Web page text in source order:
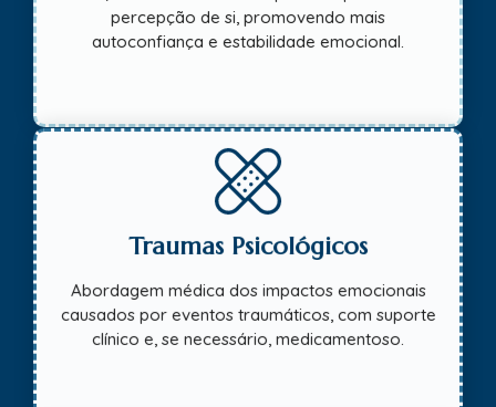
percepção de si, promovendo mais
autoconfiança e estabilidade emocional.
Traumas Psicológicos
Abordagem médica dos impactos emocionais
causados por eventos traumáticos, com suporte
clínico e, se necessário, medicamentoso.